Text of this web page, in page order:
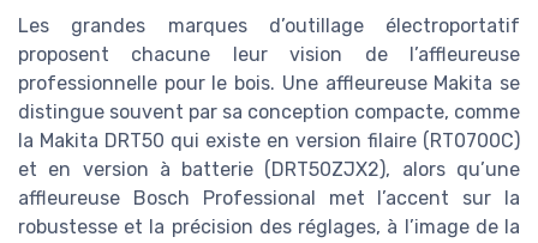
Les grandes marques d’outillage électroportatif
proposent chacune leur vision de l’affleureuse
professionnelle pour le bois. Une affleureuse Makita se
distingue souvent par sa conception compacte, comme
la Makita DRT50 qui existe en version filaire (RT0700C)
et en version à batterie (DRT50ZJX2), alors qu’une
affleureuse Bosch Professional met l’accent sur la
robustesse et la précision des réglages, à l’image de la